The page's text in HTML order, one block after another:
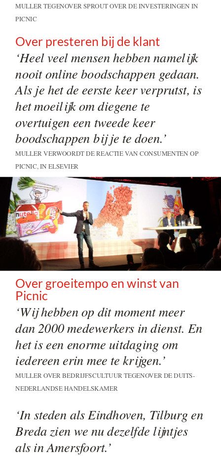
MULLER TEGENOVER SPROUT OVER DE INVESTERINGEN IN
PICNIC
Over presteren bij de klant
‘Heel veel mensen hebben namelijk
nooit online boodschappen gedaan.
Als je het de eerste keer verprutst, is
het moeilijk om diegene te
overtuigen een tweede keer
boodschappen bij je te doen.’
MULLER VERWOORDT DE REACTIE VAN CONSUMENTEN OP
PICNIC, IN ELSEVIER
Over groeitempo en winst van
Picnic
‘Wij hebben op dit moment meer
dan 2000 medewerkers in dienst. En
het is een enorme uitdaging om
iedereen erin mee te krijgen.’
MULLER OVER BEDRIJFSCULTUUR TEGENOVER DE DUITS-
NEDERLANDSE HANDELSKAMER
‘In steden als Eindhoven, Tilburg en
Breda zien we nu dezelfde lijntjes
als in Amersfoort.’